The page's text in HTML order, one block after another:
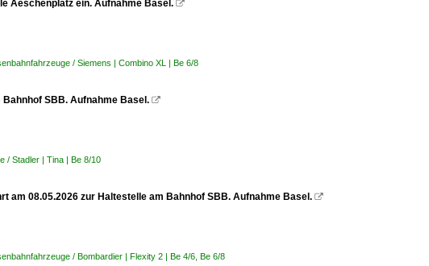
Aeschenplatz ein. Aufnahme Basel. 
/ Siemens | Combino XL | Be 6/8
Bahnhof SBB. Aufnahme Basel. 
/ Stadler | Tina | Be 8/10
am 08.05.2026 zur Haltestelle am Bahnhof SBB. Aufnahme Basel. 
/ Bombardier | Flexity 2 | Be 4/6, Be 6/8